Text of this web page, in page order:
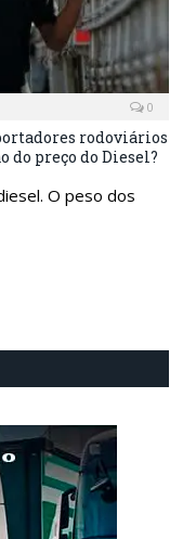
0
rodoviários
do preço do Diesel?
O peso dos